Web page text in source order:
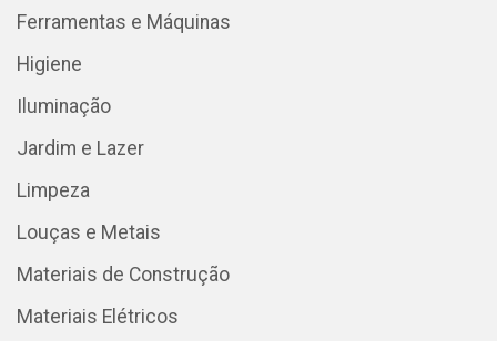
Ferramentas e Máquinas
Higiene
Iluminação
Jardim e Lazer
Limpeza
Louças e Metais
Materiais de Construção
Materiais Elétricos